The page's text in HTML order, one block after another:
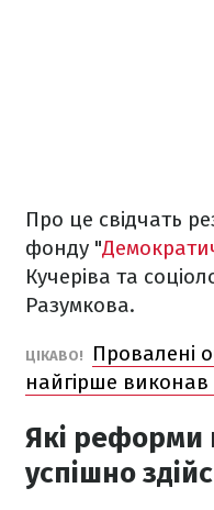
Про це свідчать
фонду "
Кучеріва та
Разумкова.
​ЦІКАВО!
Провалені
найгірше виконав
Які реформи
успішно